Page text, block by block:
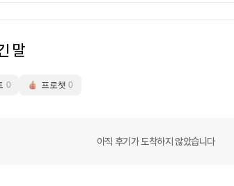
말
0 프로챗 0
아직 후기가 도착하지 않았습니다